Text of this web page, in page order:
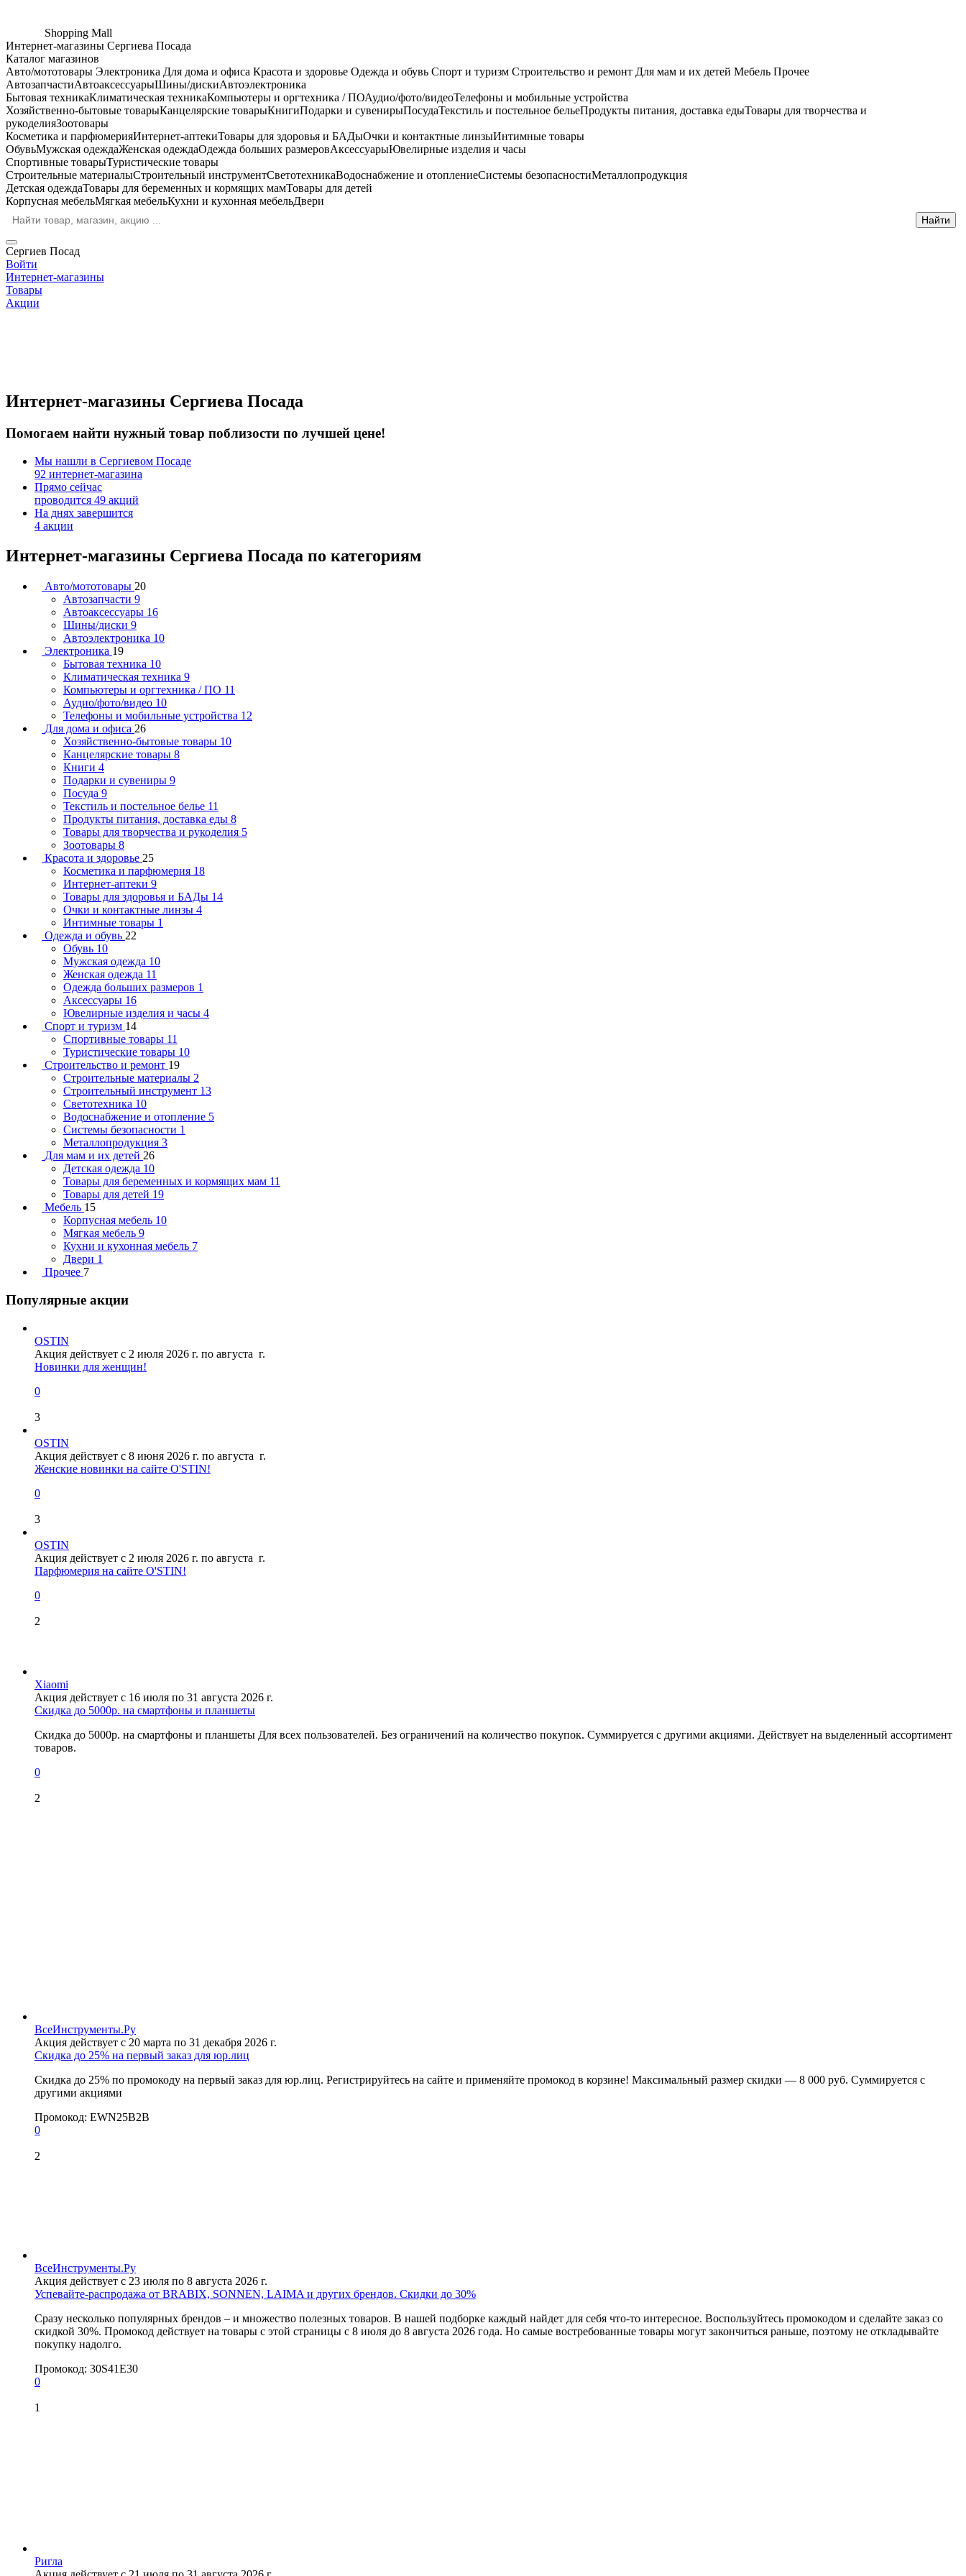
Shopping Mall
Интернет-магазины Сергиева Посада
Каталог магазинов
Авто/мототовары Электроника Для дома и офиса Красота и здоровье Одежда и обувь Спорт и туризм Строительство и ремонт Для мам и их детей Мебель Прочее
АвтозапчастиАвтоаксессуарыШины/дискиАвтоэлектроника
Бытовая техникаКлиматическая техникаКомпьютеры и оргтехника / ПОАудио/фото/видеоТелефоны и мобильные устройства
Хозяйственно-бытовые товарыКанцелярские товарыКнигиПодарки и сувенирыПосудаТекстиль и постельное бельеПродукты питания, доставка едыТовары для творчества и
рукоделияЗоотовары
Косметика и парфюмерияИнтернет-аптекиТовары для здоровья и БАДыОчки и контактные линзыИнтимные товары
ОбувьМужская одеждаЖенская одеждаОдежда больших размеровАксессуарыЮвелирные изделия и часы
Спортивные товарыТуристические товары
Строительные материалыСтроительный инструментСветотехникаВодоснабжение и отоплениеСистемы безопасностиМеталлопродукция
Детская одеждаТовары для беременных и кормящих мамТовары для детей
Корпусная мебельМягкая мебельКухни и кухонная мебельДвери
Сергиев Посад
Войти
Интернет-магазины
Товары
Акции
Интернет-магазины Сергиева Посада
Помогаем найти нужный товар поблизости по лучшей цене!
Мы нашли в Сергиевом Посаде
92 интернет-магазина
Прямо сейчас
проводится 49 акций
На днях завершится
4 акции
Интернет-магазины Сергиева Посада по категориям
Авто/мототовары 20
Автозапчасти 9
Автоаксессуары 16
Шины/диски 9
Автоэлектроника 10
Электроника 19
Бытовая техника 10
Климатическая техника 9
Компьютеры и оргтехника / ПО 11
Аудио/фото/видео 10
Телефоны и мобильные устройства 12
Для дома и офиса 26
Хозяйственно-бытовые товары 10
Канцелярские товары 8
Книги 4
Подарки и сувениры 9
Посуда 9
Текстиль и постельное белье 11
Продукты питания, доставка еды 8
Товары для творчества и рукоделия 5
Зоотовары 8
Красота и здоровье 25
Косметика и парфюмерия 18
Интернет-аптеки 9
Товары для здоровья и БАДы 14
Очки и контактные линзы 4
Интимные товары 1
Одежда и обувь 22
Обувь 10
Мужская одежда 10
Женская одежда 11
Одежда больших размеров 1
Аксессуары 16
Ювелирные изделия и часы 4
Спорт и туризм 14
Спортивные товары 11
Туристические товары 10
Строительство и ремонт 19
Строительные материалы 2
Строительный инструмент 13
Светотехника 10
Водоснабжение и отопление 5
Системы безопасности 1
Металлопродукция 3
Для мам и их детей 26
Детская одежда 10
Товары для беременных и кормящих мам 11
Товары для детей 19
Мебель 15
Корпусная мебель 10
Мягкая мебель 9
Кухни и кухонная мебель 7
Двери 1
Прочее 7
Популярные акции
OSTIN
Акция действует с 2 июля 2026 г. по августа г.
Новинки для женщин!
0
3
OSTIN
Акция действует с 8 июня 2026 г. по августа г.
Женские новинки на сайте O'STIN!
0
3
OSTIN
Акция действует с 2 июля 2026 г. по августа г.
Парфюмерия на сайте O'STIN!
0
2
Xiaomi
Акция действует с 16 июля по 31 августа 2026 г.
Скидка до 5000р. на смартфоны и планшеты
Скидка до 5000р. на смартфоны и планшеты Для всех пользователей. Без ограничений на количество покупок. Суммируется с другими акциями. Действует на выделенный ассортимент
товаров.
0
2
ВсеИнструменты.Ру
Акция действует с 20 марта по 31 декабря 2026 г.
Скидка до 25% на первый заказ для юр.лиц
Скидка до 25% по промокоду на первый заказ для юр.лиц. Регистрируйтесь на сайте и применяйте промокод в корзине! Максимальный размер скидки — 8 000 руб. Суммируется с
другими акциями
Промокод: EWN25B2B
0
2
ВсеИнструменты.Ру
Акция действует с 23 июля по 8 августа 2026 г.
Успевайте-распродажа от BRABIX, SONNEN, LAIMA и других брендов. Скидки до 30%
Сразу несколько популярных брендов – и множество полезных товаров. В нашей подборке каждый найдет для себя что-то интересное. Воспользуйтесь промокодом и сделайте заказ со
скидкой 30%. Промокод действует на товары с этой страницы с 8 июля до 8 августа 2026 года. Но самые востребованные товары могут закончиться раньше, поэтому не откладывайте
покупку надолго.
Промокод: 30S41E30
0
1
Ригла